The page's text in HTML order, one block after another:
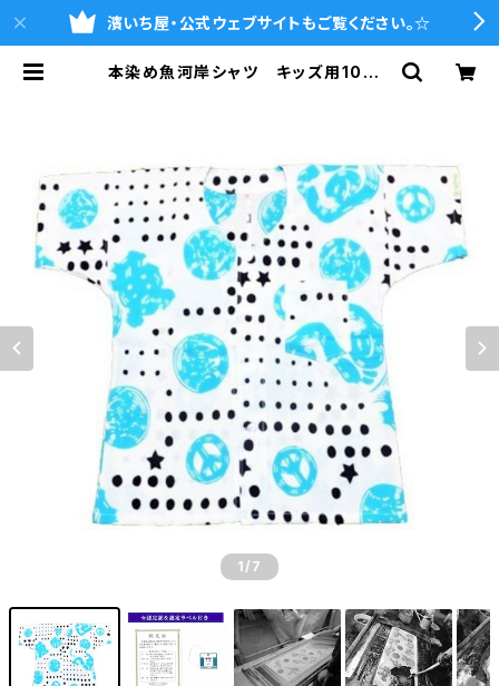
濱いち屋・公式ウェブサイトもご覧ください。☆
本染め魚河岸シャツ キッズ用100サ
いシャツ 濱いちシャツ 焼津 浜通
り 港町 | 魚河岸シャツの濱いち屋・
通販サイト
1 /7